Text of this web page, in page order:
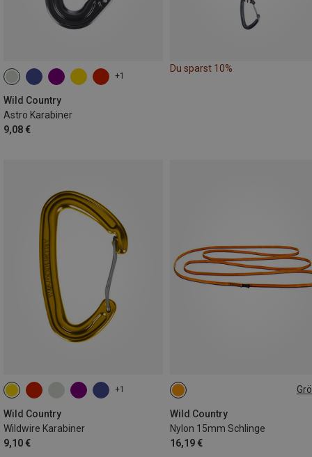
+1
Wild Country
Astro Karabiner
9,08 €
Du sparst 10%
+1
Wild Country
Wildwire Karabiner
9,10 €
Wild Country
Nylon 15mm Schlinge
16,19 €
240CM